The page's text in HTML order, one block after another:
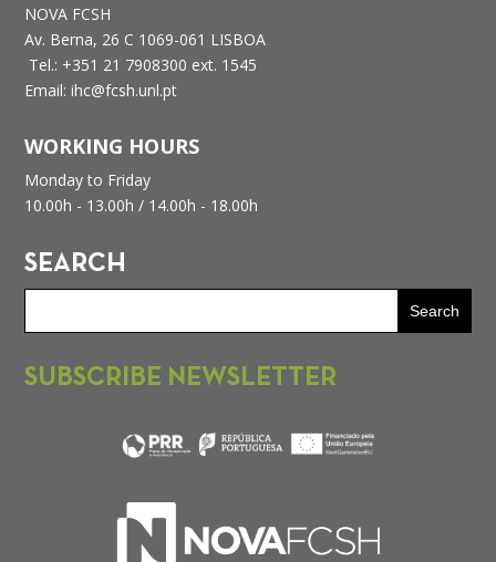
NOVA FCSH
Av. Berna, 26 C 1069-061 LISBOA
Tel.: +351 21 7908300 ext. 1545
Email: ihc@fcsh.unl.pt
WORKING HOURS
Monday to Friday
10.00h - 13.00h / 14.00h - 18.00h
SEARCH
SUBSCRIBE NEWSLETTER